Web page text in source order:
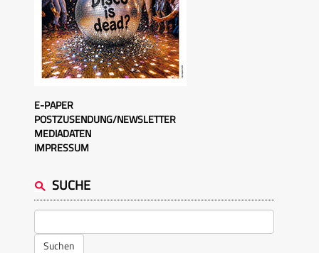
E-PAPER
POSTZUSENDUNG/NEWSLETTER
MEDIADATEN
IMPRESSUM
SUCHE
Suchen